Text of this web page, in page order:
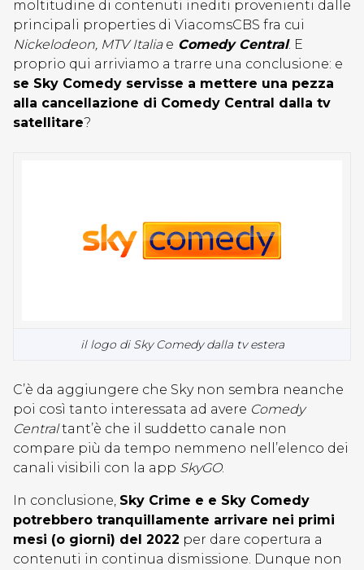
moltitudine di contenuti inediti provenienti dalle
principali properties di ViacomsCBS fra cui
Nickelodeon, MTV Italia e Comedy Central. E
proprio qui arriviamo a trarre una conclusione: e
se Sky Comedy servisse a mettere una pezza
alla cancellazione di Comedy Central dalla tv
satellitare?
il logo di Sky Comedy dalla tv estera
C’è da aggiungere che Sky non sembra neanche
poi così tanto interessata ad avere Comedy
Centraltant’è che il suddetto canale non
compare più da tempo nemmeno nell’elenco dei
canali visibili con la app SkyGO.
In conclusione, Sky Crime e e Sky Comedy
potrebbero tranquillamente arrivare nei primi
mesi (o giorni) del 2022 per dare copertura a
contenuti in continua dismissione. Dunque non